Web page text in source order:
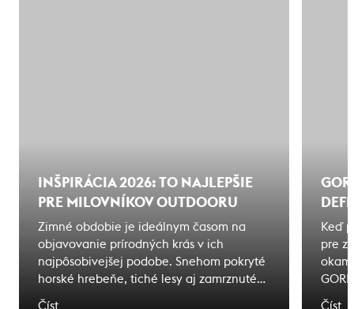
INŠPIRÁCIA 2026: TO NAJLEPŠIE
PRE MILOVNÍKOV OUTDOORU
Zimné obdobie je ideálnym časom na
objavovanie prírodných krás v ich
najpôsobivejšej podobe. Snehom pokryté
horské hrebeňe, tiché lesy aj zamrznuté
vodné plochy ponúkajú jedinečné zážitky
Číst
Keď
pre
stala
Číst